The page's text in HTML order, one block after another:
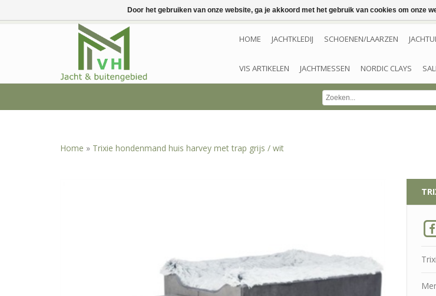
HOME JACHTKLEDIJ SCHOENEN/LAARZEN
VIS ARTIKELEN JACHTMESSEN NORDIC CLAYS
Home » Trixie hondenmand huis harvey met trap grijs / wit
Door het gebruiken van onze website, ga je akkoord met het gebruik van cookies om onze